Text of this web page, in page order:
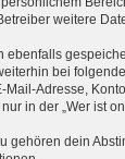
weitere
bei
Adresse,
in der „Wer ist
dein